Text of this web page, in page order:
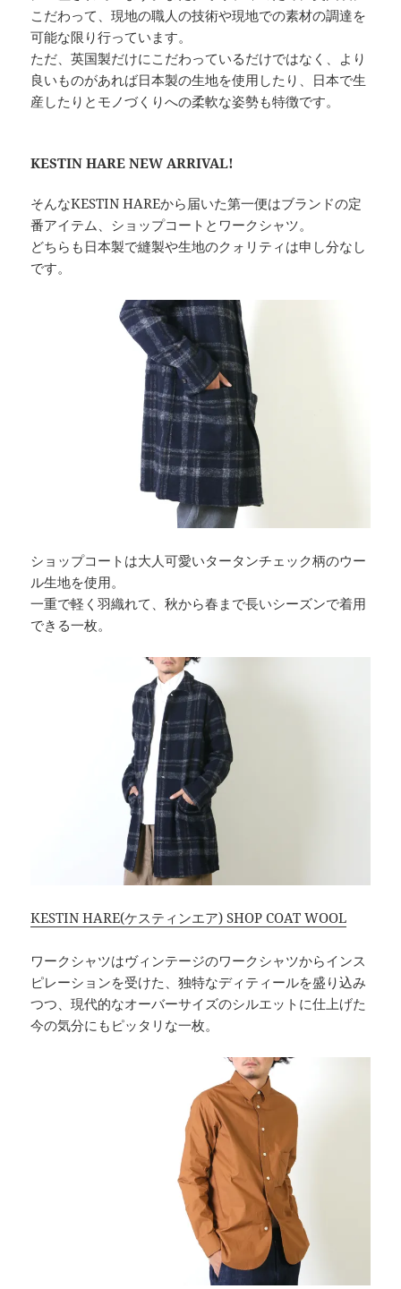
こだわって、現地の職人の技術や現地での素材の調達を
可能な限り行っています。
ただ、英国製だけにこだわっているだけではなく、より
良いものがあれば日本製の生地を使用したり、日本で生
産したりとモノづくりへの柔軟な姿勢も特徴です。
KESTIN HARE NEW ARRIVAL!
そんなKESTIN HAREから届いた第一便はブランドの定
番アイテム、ショップコートとワークシャツ。
どちらも日本製で縫製や生地のクォリティは申し分なし
です。
ショップコートは大人可愛いタータンチェック柄のウー
ル生地を使用。
一重で軽く羽織れて、秋から春まで長いシーズンで着用
できる一枚。
KESTIN HARE(ケスティンエア) SHOP COAT WOOL
ワークシャツはヴィンテージのワークシャツからインス
ピレーションを受けた、独特なディティールを盛り込み
つつ、現代的なオーバーサイズのシルエットに仕上げた
今の気分にもピッタリな一枚。